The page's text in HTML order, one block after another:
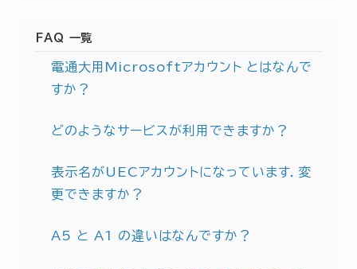
FAQ 一覧
電通大用Microsoftアカウント とはなんで
すか？
どのようなサービスが利用できますか？
表示名がUECアカウントになっています．変
更できますか？
A5 と A1 の違いはなんですか？